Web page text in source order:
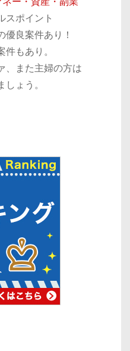
スポイント
良案件あり！
もあり。
、また主婦の方は
ょう。